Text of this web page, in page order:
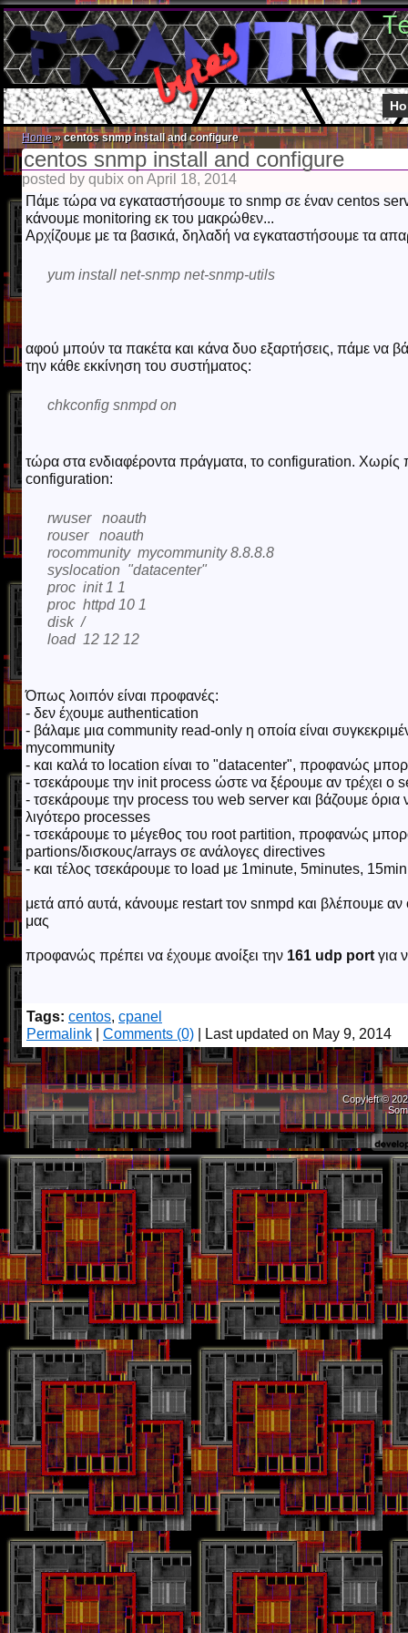
Home»centos snmp install and configure
centos snmp install and configure
posted by qubix on April 18, 2014
Πάμε τώρα να εγκαταστήσουμε το snmp σε έναν centos
κάνουμε monitoring εκ του μακρώθεν...
Αρχίζουμε με τα βασικά, δηλαδή να εγκαταστήσουμε τα
yum install net-snmp net-snmp-utils
αφού μπούν τα πακέτα και κάνα δυο εξαρτήσεις, πάμε να
την κάθε εκκίνηση του συστήματος:
chkconfig snmpd on
τώρα στα ενδιαφέροντα πράγματα, το configuration. Χωρίς
configuration:
rwuser noauth
rouser noauth
rocommunity mycommunity 8.8.8.8
syslocation "datacenter"
proc init 1 1
proc httpd 10 1
disk /
load 12 12 12
Όπως λοιπόν είναι προφανές:
- δεν έχουμε authentication
- βάλαμε μια community read-only η οποία είναι
mycommunity
- και καλά το location είναι το "datacenter", προφανώς
- τσεκάρουμε την init process ώστε να ξέρουμε αν τρέχει ο
- τσεκάρουμε την process του web server και βάζουμε όρια
λιγότερο processes
- τσεκάρουμε το μέγεθος του root partition, προφανώς
partions/δισκους/arrays σε ανάλογες directives
- και τέλος τσεκάρουμε το load με 1minute, 5minutes,
μετά από αυτά, κάνουμε restart τον snmpd και βλέπουμε
μας
προφανώς πρέπει να έχουμε ανοίξει την 161 udp port για
Tags: centos, cpanel
Permalink
Comments (0) | Last updated on May 9, 2014
Copyleft ©